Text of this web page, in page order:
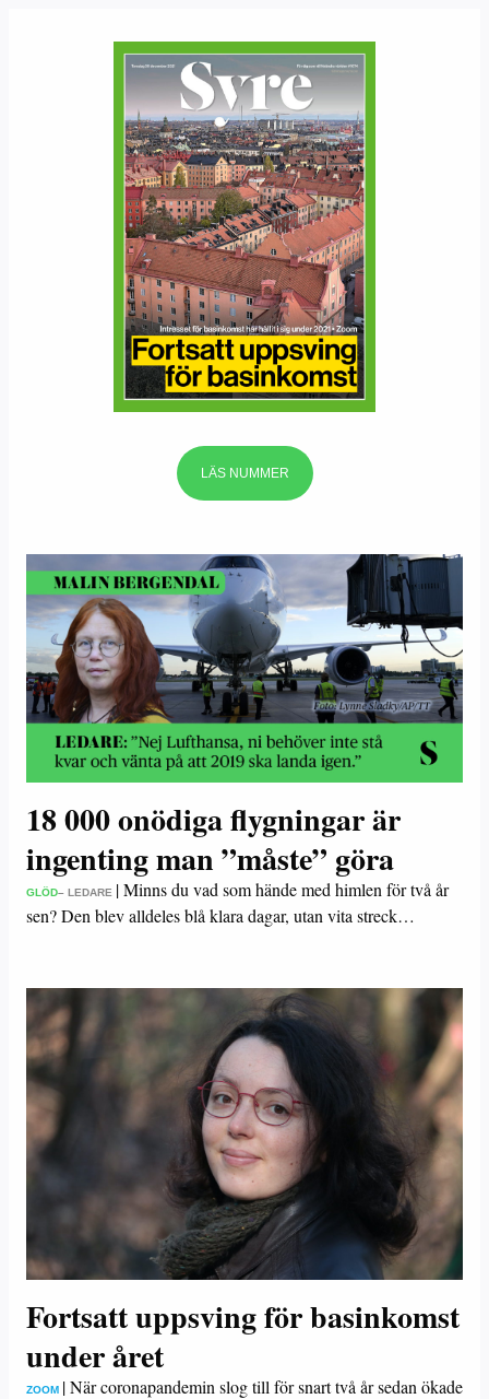
LÄS NUMMER
18 000 onödiga flygningar är
ingenting man ”måste” göra
GLÖD– LEDARE |Minns du vad som hände med himlen för två år
sen? Den blev alldeles blå klara dagar, utan vita streck…
Fortsatt uppsving för basinkomst
under året
ZOOM |När coronapandemin slog till för snart två år sedan ökade